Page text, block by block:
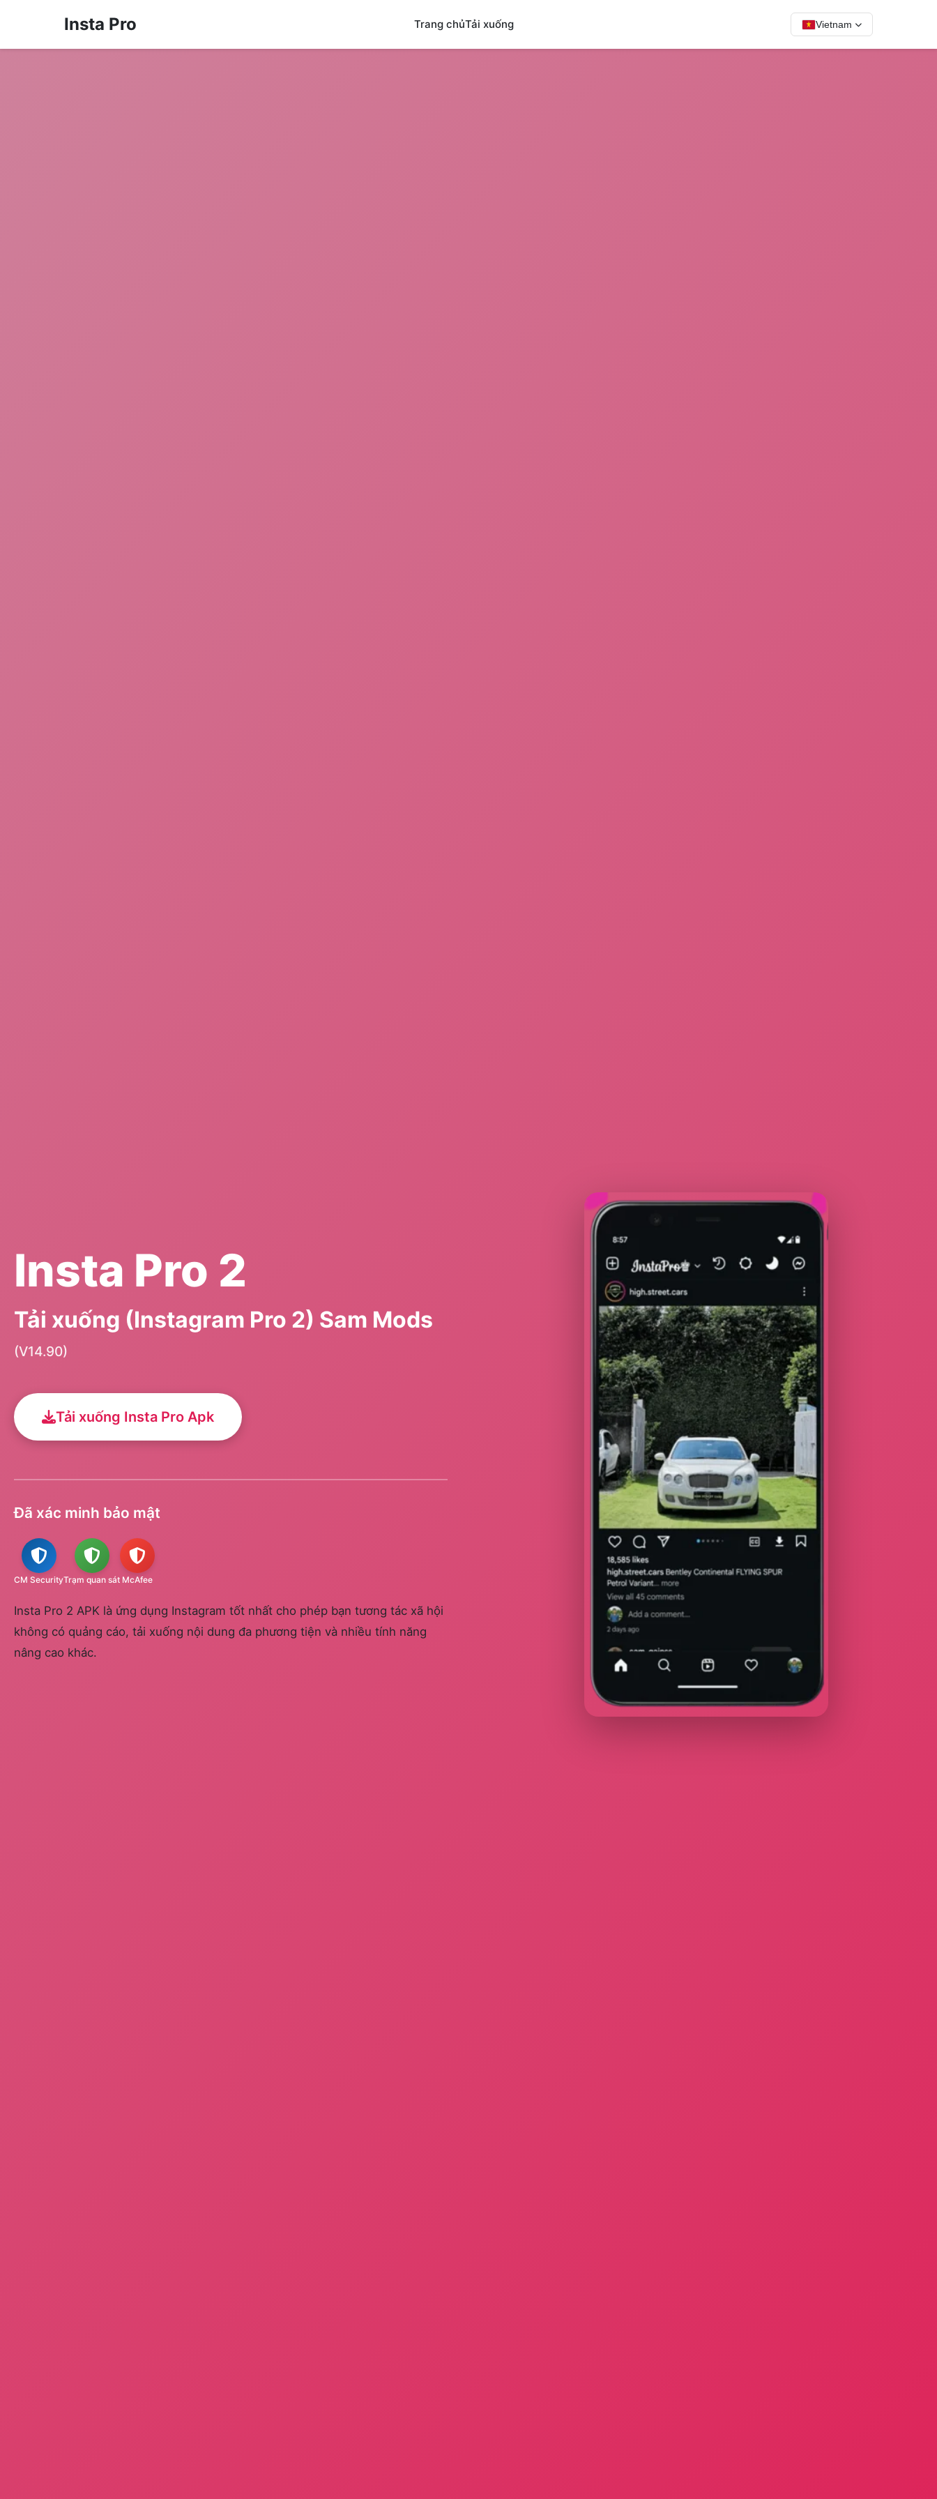
Insta Pro Trang chủTải xuống Vietnam
Insta Pro 2
Tải xuống (Instagram Pro 2) Sam Mods
(V14.90)
Tải xuống Insta Pro Apk
Đã xác minh bảo mật
CM SecurityTrạm quan sát McAfee
Insta Pro 2 APK là ứng dụng Instagram tốt nhất cho phép bạn tương tác xã hội
không có quảng cáo, tải xuống nội dung đa phương tiện và nhiều tính năng
nâng cao khác.